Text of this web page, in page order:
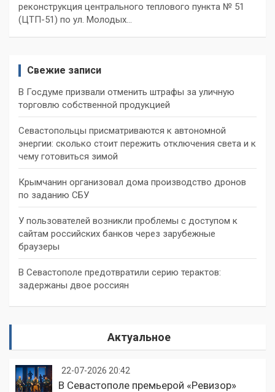
реконструкция центрального теплового пункта № 51
(ЦТП-51) по ул. Молодых…
Свежие записи
В Госдуме призвали отменить штрафы за уличную
торговлю собственной продукцией
Севастопольцы присматриваются к автономной
энергии: сколько стоит пережить отключения света и к
чему готовиться зимой
Крымчанин организовал дома производство дронов
по заданию СБУ
У пользователей возникли проблемы с доступом к
сайтам российских банков через зарубежные
браузеры
В Севастополе предотвратили серию терактов:
задержаны двое россиян
Актуальное
22-07-2026 20:42
В Севастополе премьерой «Ревизор»